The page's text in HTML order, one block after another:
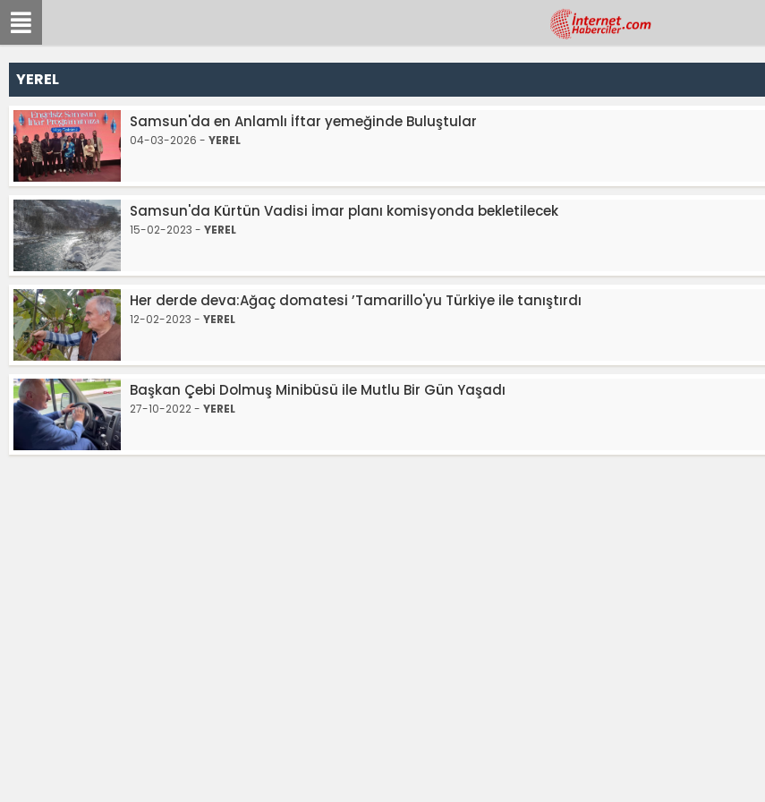
YEREL
Samsun'da en Anlamlı İftar yemeğinde Buluştular
04-03-2026 - YEREL
Samsun'da Kürtün Vadisi İmar planı komisyonda bekletilecek
15-02-2023 - YEREL
Her derde deva:Ağaç domatesi ’Tamarillo'yu Türkiye ile tanıştırdı
12-02-2023 - YEREL
Başkan Çebi Dolmuş Minibüsü ile Mutlu Bir Gün Yaşadı
27-10-2022 - YEREL